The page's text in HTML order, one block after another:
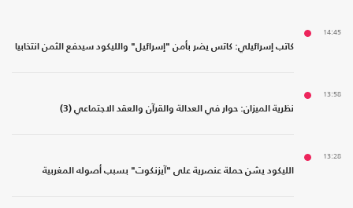
14:45
كاتب إسرائيلي: كاتس يضر بأمن "إسرائيل" والليكود سيدفع الثمن انتخابيا
13:58
نظرية الميزان: حوار في العدالة والقرآن والعقد الاجتماعي (3)
13:28
الليكود يشن حملة عنصرية على "آيزنكوت" بسبب أصوله المغربية